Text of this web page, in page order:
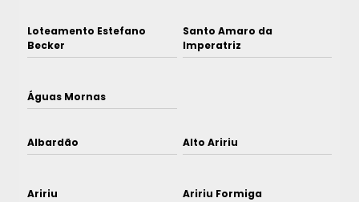
Loteamento Estefano
Becker
Santo Amaro da
Imperatriz
Águas Mornas
Albardão Alto Aririu
Aririu Aririu Formiga